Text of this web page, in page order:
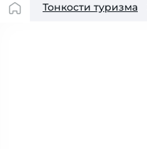
Тонкости туризма